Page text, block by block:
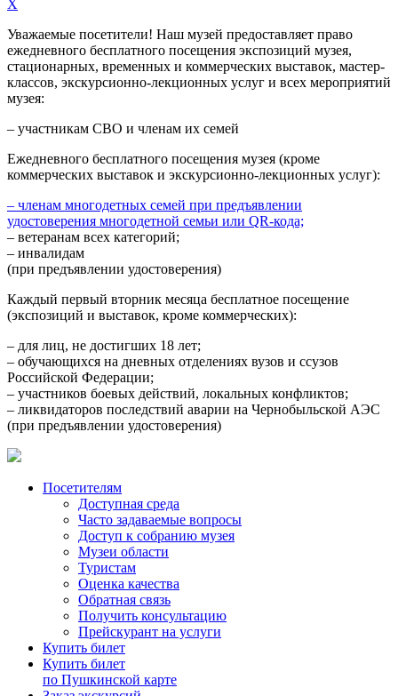
X
Уважаемые посетители! Наш музей предоставляет право
ежедневного бесплатного посещения экспозиций музея,
стационарных, временных и коммерческих выставок, мастер-
классов, экскурсионно-лекционных услуг и всех мероприятий
музея:
– участникам СВО и членам их семей
Ежедневного бесплатного посещения музея (кроме
коммерческих выставок и экскурсионно-лекционных услуг):
– членам многодетных семей при предъявлении
удостоверения многодетной семьи или QR-кода;
– ветеранам всех категорий;
– инвалидам
(при предъявлении удостоверения)
Каждый первый вторник месяца бесплатное посещение
(экспозиций и выставок, кроме коммерческих):
– для лиц, не достигших 18 лет;
– обучающихся на дневных отделениях вузов и ссузов
Российской Федерации;
– участников боевых действий, локальных конфликтов;
– ликвидаторов последствий аварии на Чернобыльской АЭС
(при предъявлении удостоверения)
Посетителям
Доступная среда
Часто задаваемые вопросы
Доступ к собранию музея
Музеи области
Туристам
Оценка качества
Обратная связь
Получить консультацию
Прейскурант на услуги
Купить билет
Купить билет
по Пушкинской карте